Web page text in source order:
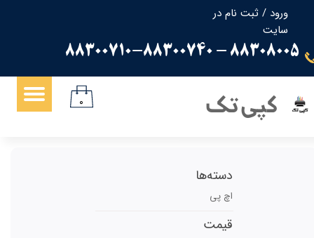
ورود / ثبت نام در
سایت
حساب کاربری من
تغییر گذر واژه
سفارشات
88308005 - 88300710-88300740
کپی تک ۰
دسته‌ها
اچ پی
قیمت